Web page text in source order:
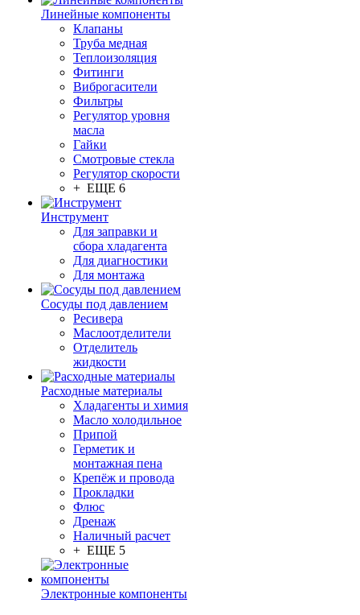
Линейные компоненты
Клапаны
Труба медная
Теплоизоляция
Фитинги
Виброгасители
Фильтры
Регулятор уровня
масла
Гайки
Смотровые стекла
Регулятор скорости
+ ЕЩЕ 6
Инструмент
Для заправки и
сбора хладагента
Для диагностики
Для монтажа
Сосуды под давлением
Ресивера
Маслоотделители
Отделитель
жидкости
Расходные материалы
Хладагенты и химия
Масло холодильное
Припой
Герметик и
монтажная пена
Крепёж и провода
Прокладки
Флюс
Дренаж
Наличный расчет
+ ЕЩЕ 5
Электронные компоненты